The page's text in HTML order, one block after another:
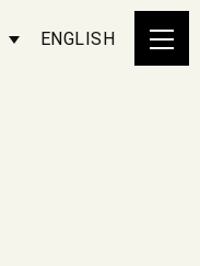
ENGLISH